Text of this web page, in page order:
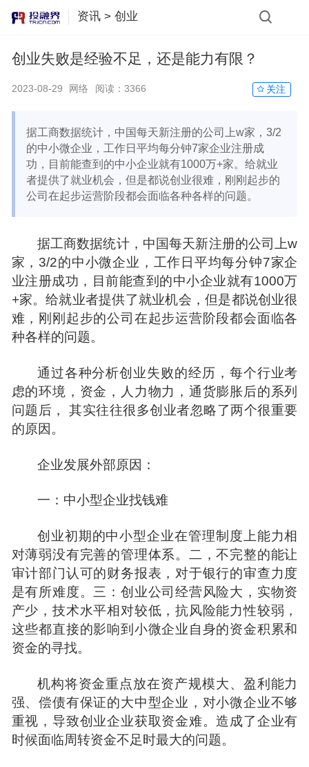
资讯> 创业
创业失败是经验不足，还是能力有限？
2023-08-29 网络 阅读：3366 关注
据工商数据统计，中国每天新注册的公司上w家，3/2
的中小微企业，工作日平均每分钟7家企业注册成
功，目前能查到的中小企业就有1000万+家。给就业
者提供了就业机会，但是都说创业很难，刚刚起步的
公司在起步运营阶段都会面临各种各样的问题。
据工商数据统计，中国每天新注册的公司上w
家，3/2的中小微企业，工作日平均每分钟7家企
业注册成功，目前能查到的中小企业就有1000万
+家。给就业者提供了就业机会，但是都说创业很
难，刚刚起步的公司在起步运营阶段都会面临各
种各样的问题。
通过各种分析创业失败的经历，每个行业考
虑的环境， 资金 ，人力物力，通货膨胀后的系列
问题后， 其实往往很多创业者忽略了两个很重要
的原因。
企业发展外部原因：
一：中小型企业找钱难
创业初期的中小型企业在管理制度上能力相
对薄弱没有完善的管理体系。二，不完整的能让
审计部门认可的财务报表，对于银行的审查力度
是有所难度。三：创业公司经营风险大，实物资
产少，技术水平相对较低，抗风险能力性较弱，
这些都直接的影响到小微企业自身的资金积累和
资金的寻找。
机构将资金重点放在资产规模大、盈利能力
强、偿债有保证的大中型企业，对小微企业不够
重视，导致创业企业获取资金难。造成了企业有
时候面临周转资金不足时最大的问题。